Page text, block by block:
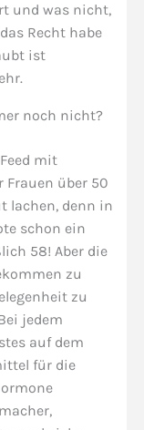
und was nicht,
Recht habe
ist
noch nicht?
mit
Frauen über 50
lachen, denn in
schon ein
58! Aber die
zu
zu
jedem
auf dem
für die